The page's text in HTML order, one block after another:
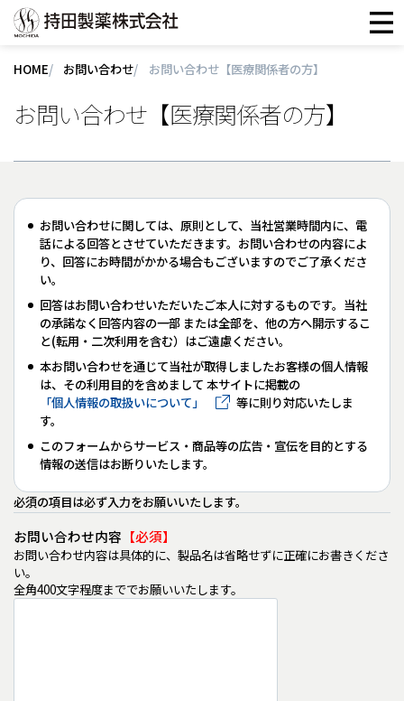
医
HOME お問い合わせ お問い合わせ【医療関係者の方】
お問い合わせ【医療関係者の方】
お問い合わせに関しては、原則として、当社営業時間内に、電
話による回答とさせていただきます。お問い合わせの内容によ
り、回答にお時間がかかる場合もございますのでご了承くださ
い。
回答はお問い合わせいただいたご本人に対するものです。当社
の承諾なく回答内容の一部 または全部を、他の方へ開示するこ
と(転用・二次利用を含む）はご遠慮ください。
本お問い合わせを通じて当社が取得しましたお客様の個人情報
は、その利用目的を含めまして 本サイトに掲載の
「個人情報の取扱いについて」
等に則り対応いたしま
す。
このフォームからサービス・商品等の広告・宣伝を目的とする
情報の送信はお断りいたします。
必須の項目は必ず入力をお願いいたします。
お問い合わせ内容
お問い合わせ内容は具体的に、製品名は省略せずに正確にお書きくださ
い。
全角400文字程度まででお願いいたします。